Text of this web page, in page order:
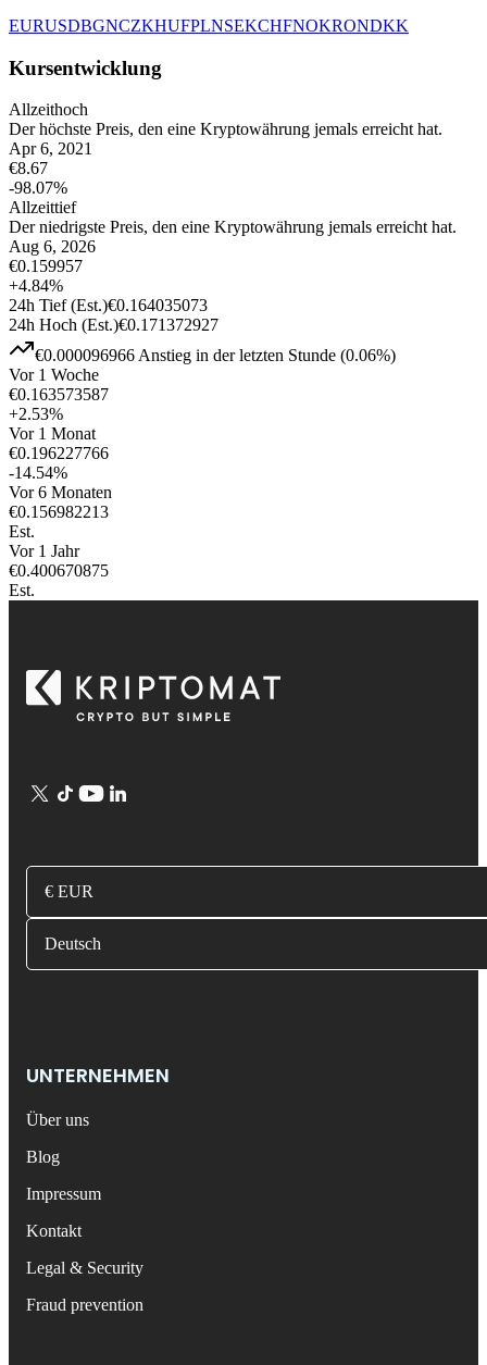
EURUSDBGNCZKHUFPLNSEKCHFNOKRONDKK
Kursentwicklung
Allzeithoch
Der höchste Preis, den eine Kryptowährung jemals erreicht hat.
Apr 6, 2021
€8.67
-98.07%
Allzeittief
Der niedrigste Preis, den eine Kryptowährung jemals erreicht hat.
Aug 6, 2026
€0.159957
+4.84%
24h Tief (Est.)€0.164035073
24h Hoch (Est.)€0.171372927
€0.000096966 Anstieg in der letzten Stunde (0.06%)
Vor 1 Woche
€0.163573587
+2.53%
Vor 1 Monat
€0.196227766
-14.54%
Vor 6 Monaten
€0.156982213
Est.
Vor 1 Jahr
€0.400670875
Est.
€ EUR
Deutsch
UNTERNEHMEN
Über uns
Blog
Impressum
Kontakt
Legal & Security
Fraud prevention